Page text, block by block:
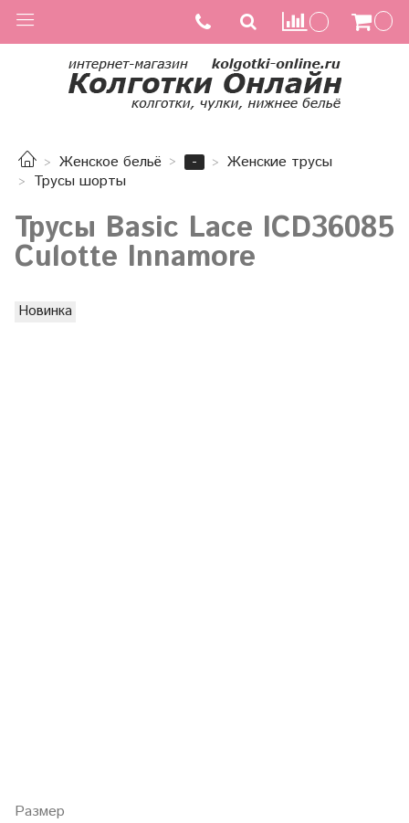
Женское бельё -
Женские трусы
Трусы шорты
Трусы Basic Lace ICD36085
Culotte Innamore
Новинка
Размер